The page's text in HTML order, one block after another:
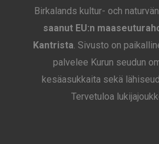
Birkalands kultur- och
saanut EU:n
Kantrista. Sivusto on
palvelee Kurun seudun
kesäasukkaita sekä
Tervetuloa